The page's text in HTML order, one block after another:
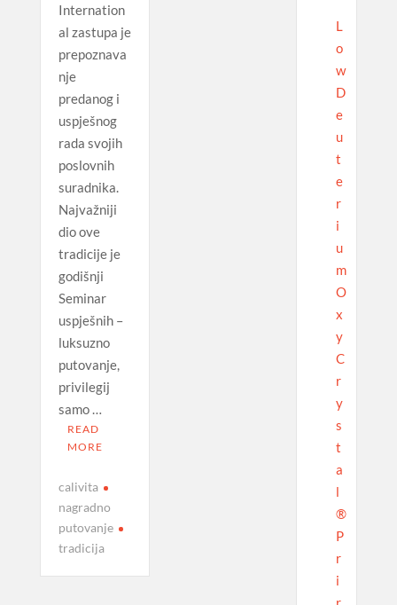
Internation
al zastupa je
prepoznava
nje
predanog i
uspješnog
rada svojih
poslovnih
suradnika.
Najvažniji
dio ove
tradicije je
godišnji
Seminar
uspješnih –
luksuzno
putovanje,
privilegij
samo …
READ
MORE
calivita
nagradno
putovanje
tradicija
L
o
w
D
e
u
t
e
r
i
u
m
O
x
y
C
r
y
s
t
a
l
®
P
r
i